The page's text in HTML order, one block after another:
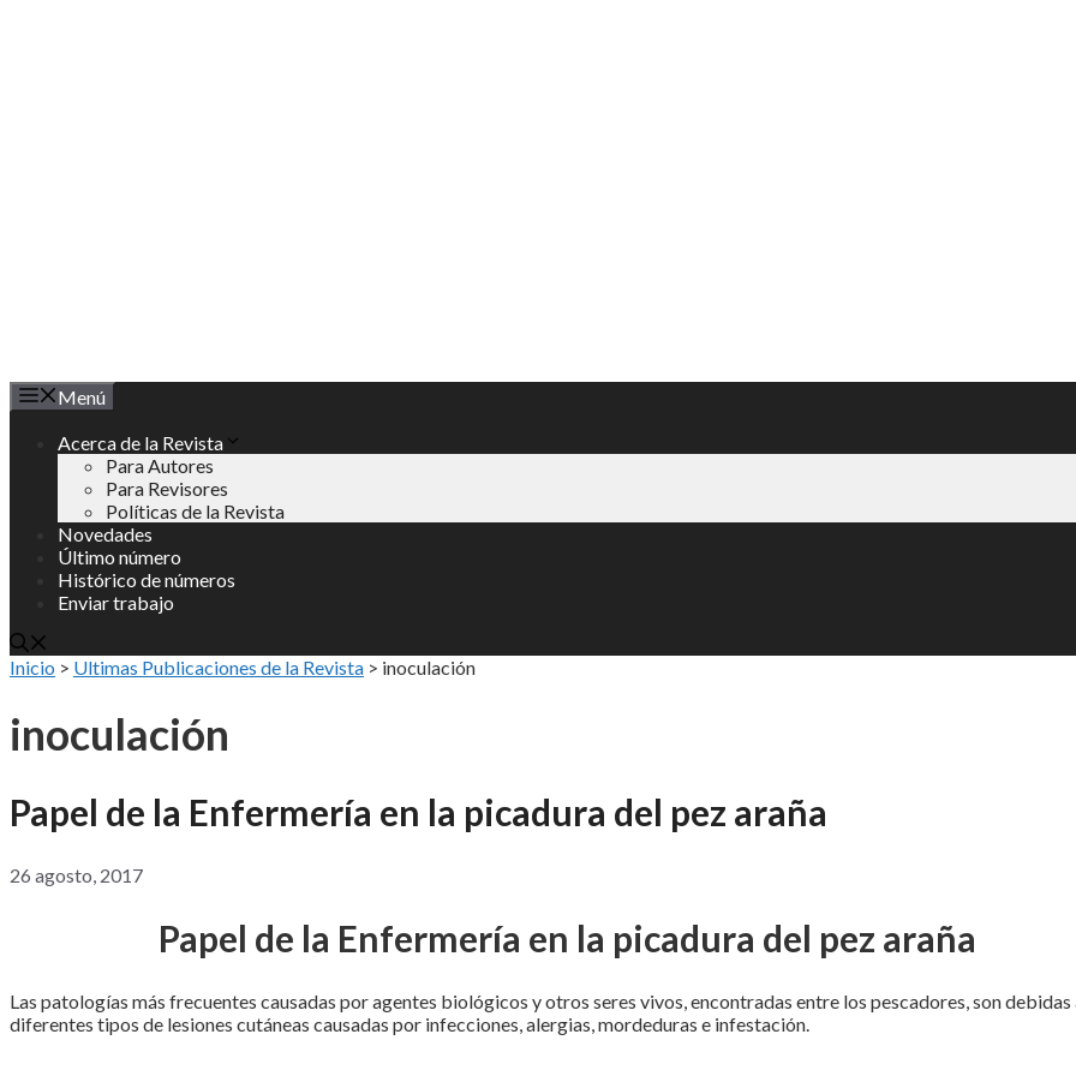
Menú
Acerca de la Revista
Para Autores
Para Revisores
Políticas de la Revista
Novedades
Último número
Histórico de números
Enviar trabajo
Inicio > Ultimas Publicaciones de la Revista > inoculación
inoculación
Papel de la Enfermería en la picadura del pez araña
26 agosto, 2017
Papel de la Enfermería en la picadura del pez araña
Las patologías más frecuentes causadas por agentes biológicos y otros seres vivos, encontradas entre los pescadores, son debidas
diferentes tipos de lesiones cutáneas causadas por infecciones, alergias, mordeduras e infestación.